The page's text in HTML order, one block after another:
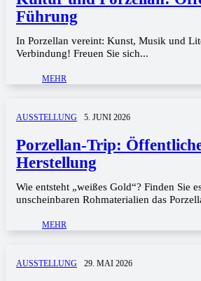
Führung
In Porzellan vereint: Kunst, Musik und
Verbindung! Freuen Sie sich...
MEHR
AUSSTELLUNG 5. JUNI 2026
Porzellan-Trip:
Herstellung
Wie entsteht „weißes Gold“? Finden Sie
unscheinbaren Rohmaterialien das
MEHR
AUSSTELLUNG 29. MAI 2026